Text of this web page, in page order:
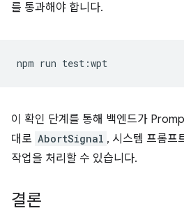
를 통과해야 합니다.
npm run
이 확인 단계를 통해 백엔드가
대로 AbortSignal , 시스템 프롬프
작업을 처리할 수 있습니다.
결론